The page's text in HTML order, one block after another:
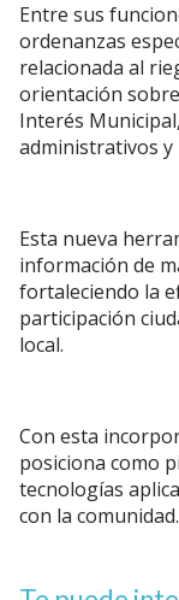
Entre sus
ordenanzas
relacionada al
orientación
Interés
administrativos y
Esta nueva
información de
fortaleciendo la
participación
local.
Con esta
posiciona como
tecnologías
con la comunidad.